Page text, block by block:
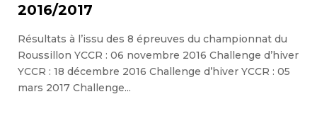
2016/2017
Résultats à l’issu des 8 épreuves du championnat du
Roussillon YCCR : 06 novembre 2016 Challenge d’hiver
YCCR : 18 décembre 2016 Challenge d’hiver YCCR : 05
mars 2017 Challenge...